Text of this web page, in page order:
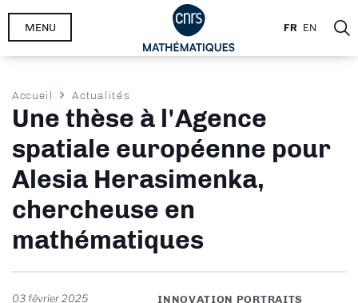
Aller
FR EN
MENU
Fil
d'Ariane
Accueil Actualités
Une thèse à l'Agence
spatiale européenne pour
Alesia Herasimenka,
chercheuse en
mathématiques
03 février 2025 INNOVATION PORTRAITS